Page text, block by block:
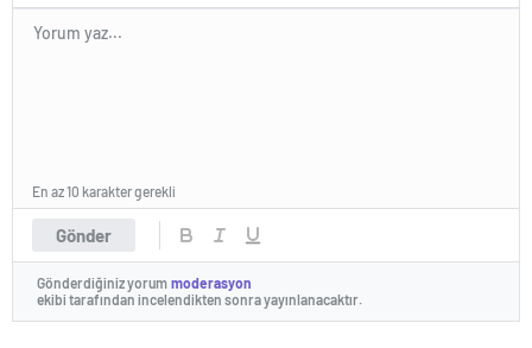
Gönder
En az 10 karakter gerekli
Gönderdiğiniz yorum moderasyon
ekibi tarafından incelendikten sonra yayınlanacaktır.